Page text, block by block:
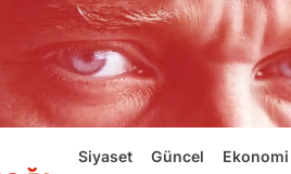
Siyaset Güncel Ekonomi